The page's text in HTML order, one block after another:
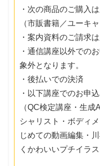
・次の商品のご購入
（市販書籍／ユーキ
・案内資料のご請求
・通信講座以外での
象外となります。
・後払いでの決済
・以下講座でのお申
（QC検定講座・生
シャリスト・ボディ
じめての動画編集・
くかわいいプチイラス